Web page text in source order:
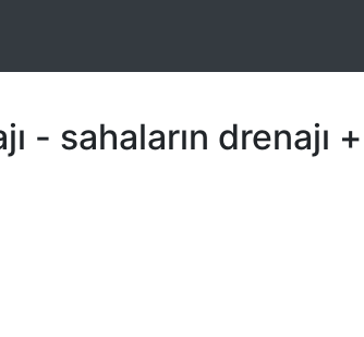
- sahaların drenajı +